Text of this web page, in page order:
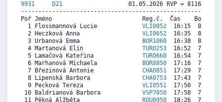
9931 D21
01.05.2026 RVP = 8116/
Poř Jméno                          Reg.č.  Čas    Body
  1 Flossmannová Lucie
VLI0852
16:15  8233
  2 Heczková Anna
VLI0652
16:35  8069
  3 Urbanová Emma
BOR1060
16:38  8045
  4 Martanová Elin
TUR0253
16:52  7930
  5 Lamačová Kateřina
TUR0660
16:54  7913
  6 Marhanová Michaela
BOR8850
17:16  7733
  7 Březinová Antonie
CHA0851
17:29  7626
  8 Lipenská Barbora
CHA0753
17:43  7511
  9 Pecková Tereza
VLI0551
17:50  7454
10 Baldrianová Barbora VSP7850
17:58  7388
11 Pěkná Alžběta
ROU0950
18:26  7159